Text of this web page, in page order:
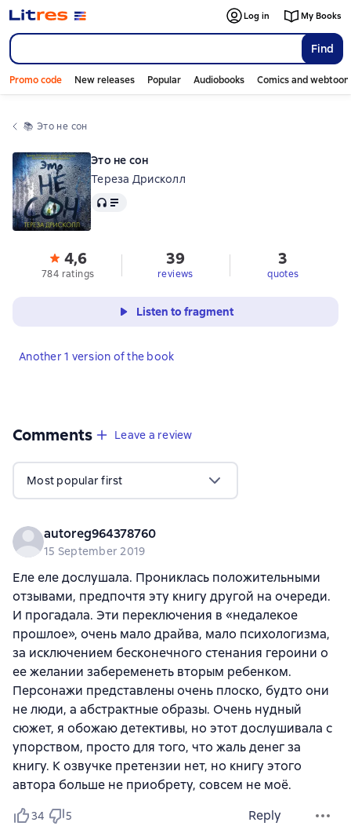
Find
Log in My Books
Promo code New releases Popular Audiobooks Comics and
📚 Это не сон
Comments 39 reviews
Leave a review
Most popular first
autoreg964378760
15 September 2019
Еле еле дослушала. Прониклась положительными
отзывами, предпочтя эту книгу другой на очереди.
И прогадала. Эти переключения в «недалекое
прошлое», очень мало драйва, мало психологизма,
за исключением бесконечного стенания героини о
ее желании забеременеть вторым ребенком.
Персонажи представлены очень плоско, будто они
не люди, а абстрактные образы. Очень нудный
сюжет, я обожаю детективы, но этот дослушивала с
упорством, просто для того, что жаль денег за
книгу. К озвучке претензии нет, но книгу этого
автора больше не приобрету, совсем не моё.
34 5 Reply
Это не сон
Тереза Дрисколл
Audio
4,6
784 ratings
39
reviews
3
quotes
Listen to fragment
Another 1 version of the book